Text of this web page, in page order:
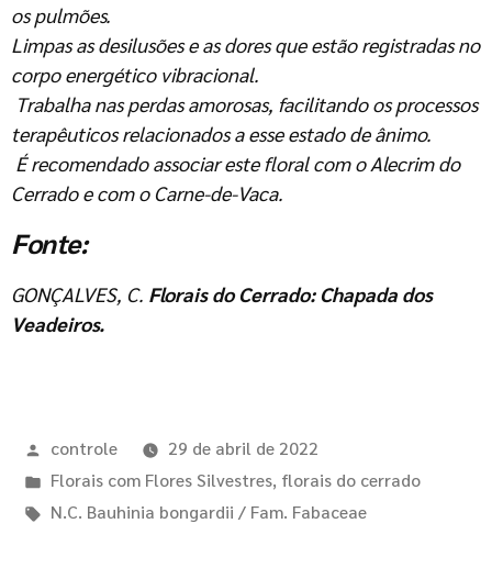
os pulmões.
Limpas as desilusões e as dores que estão registradas no
corpo energético vibracional.
Trabalha nas perdas amorosas, facilitando os processos
terapêuticos relacionados a esse estado de ânimo.
É recomendado associar este floral com o Alecrim do
Cerrado e com o Carne-de-Vaca.
Fonte:
GONÇALVES, C. Florais do Cerrado: Chapada dos
Veadeiros.
controle
29 de abril de 2022
Florais com Flores Silvestres, florais do cerrado
N.C. Bauhinia bongardii / Fam. Fabaceae